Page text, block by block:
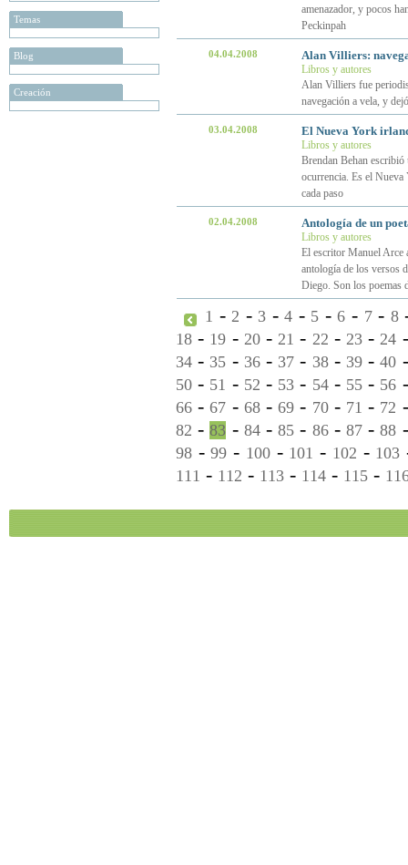
Temas
Blog
Creación
amenazador, y pocos
Peckinpah
04.04.2008 Alan Villiers:
Libros y autores
Alan Villiers fue
navegación a vela, y
03.04.2008 El Nueva York
Libros y autores
Brendan Behan
ocurrencia. Es el Nueva
cada paso
02.04.2008 Antología de un
Libros y autores
El escritor Manuel Arce
antología de los versos
Diego. Son los poemas
1 -2 - 3 -4 - 5 -6 - 7- 8
18 - 19 - 20-21 - 22 - 23-24
34 - 35 - 36- 37 - 38- 39-40
50 - 51 - 52 - 53 - 54- 55- 56
66 -67 - 68-69 - 70- 71 - 72
82 -83 - 84-85 - 86- 87-88
98 -99 - 100- 101 - 102 - 103
111 - 112 - 113 - 114 - 115 -